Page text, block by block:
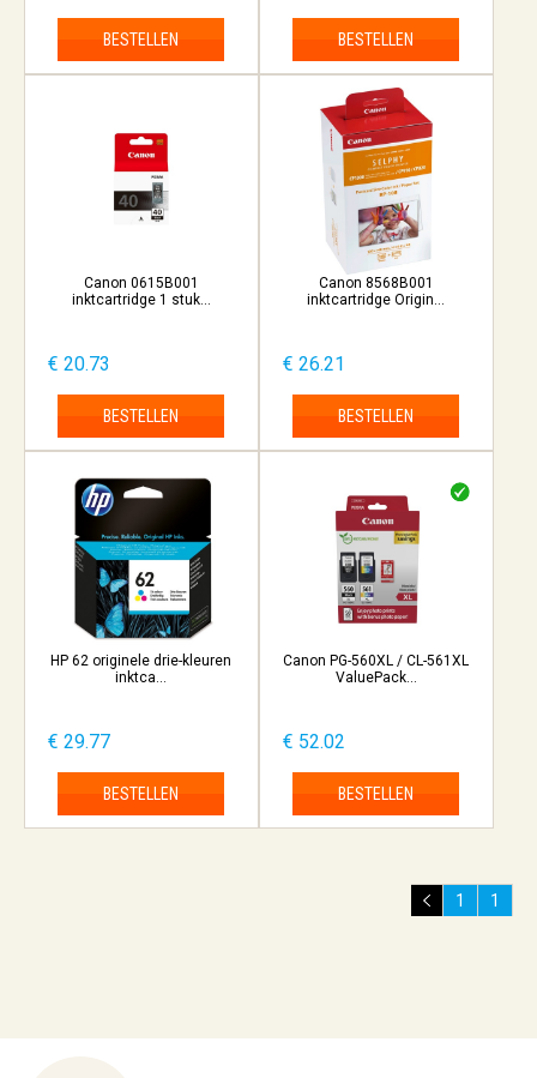
BESTELLEN BESTELLEN
Canon 0615B001
inktcartridge 1 stuk...
€ 20.73
BESTELLEN
Canon 8568B001
inktcartridge Origin...
€ 26.21
BESTELLEN
HP 62 originele drie-kleuren
inktca...
€ 29.77
BESTELLEN
Canon PG-560XL / CL-561XL
ValuePack...
€ 52.02
BESTELLEN
1 1